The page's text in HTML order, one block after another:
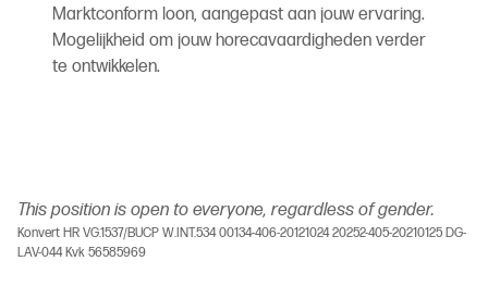
Marktconform loon, aangepast aan jouw ervaring.
Mogelijkheid om jouw horeca­vaardigheden verder
te ontwikkelen.
This position is open to everyone, regardless of gender.
Konvert HR VG.1537/BUCP W.INT.534 00134-406-20121024 20252-405-20210125 DG-
LAV-044 Kvk 56585969